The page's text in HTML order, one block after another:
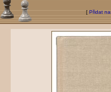
[ Přidat